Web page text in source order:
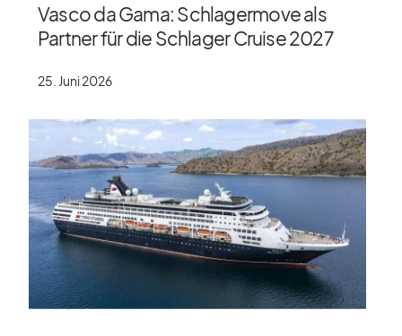
Vasco da Gama: Schlagermove als
Partner für die Schlager Cruise 2027
25. Juni 2026